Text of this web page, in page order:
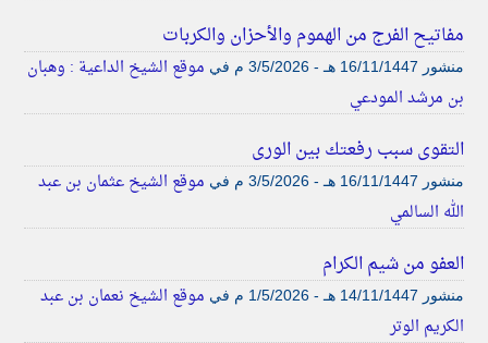
مفاتيح الفرج من الهموم والأحزان والكربات
منشور في موقع الشيخ الداعية : وهبان
بن مرشد المودعي
التقوى سبب رفعتك بين الورى
منشور في موقع الشيخ عثمان بن عبد
الله السالمي
العفو من شيم الكرام
منشور في موقع الشيخ نعمان بن عبد
الكريم الوتر